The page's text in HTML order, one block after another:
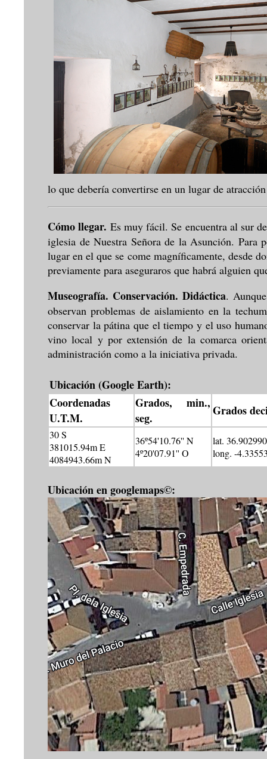
lo que debería convertirse en un lugar de
Cómo llegar. Es muy fácil. Se encuentra al sur
iglesia de Nuestra Señora de la Asunción. Para
lugar en el que se come magníficamente, desde
previamente para aseguraros que habrá alguien
Museografía. Conservación. Didáctica.
observan problemas de aislamiento en la
conservar la pátina que el tiempo y el uso
vino local y por extensión de la comarca
administración como a la iniciativa privada.
Ubicación (Google Earth):
Coordenadas
U.T.M.
Grados, min.,
seg.
Grados
30 S
381015.94m E
4084943.66m N
36º54'10.76'' N
4º20'07.91'' O
lat.
long. -
Ubicación en googlemaps©: